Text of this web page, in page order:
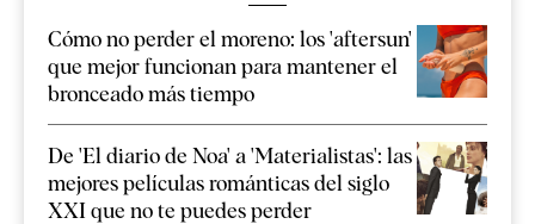
Cómo no perder el moreno: los 'aftersun'
que mejor funcionan para mantener el
bronceado más tiempo
De 'El diario de Noa' a 'Materialistas': las
mejores películas románticas del siglo
XXI que no te puedes perder